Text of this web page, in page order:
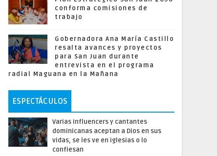
conforma comisiones de
trabajo
Gobernadora Ana María Castillo
resalta avances y proyectos
para San Juan durante
entrevista en el programa
radial Maguana en la Mañana
ESPECTÁCULOS
Varias influencers y cantantes
dominicanas aceptan a Dios en sus
vidas, se les ve en iglesias o lo
confiesan